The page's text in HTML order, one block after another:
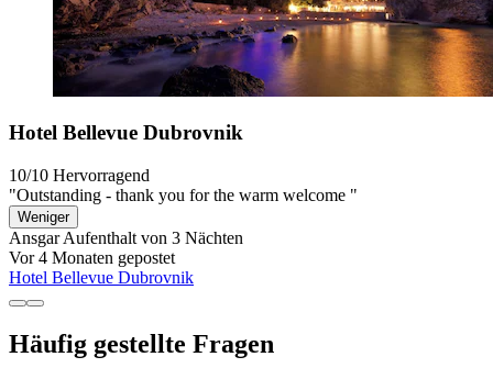
Hotel Bellevue Dubrovnik
10/10 Hervorragend
"Outstanding - thank you for the warm welcome "
Weniger
AnsgarAufenthalt von 3 Nächten
Vor 4 Monaten gepostet
Hotel Bellevue Dubrovnik
Häufig gestellte Fragen